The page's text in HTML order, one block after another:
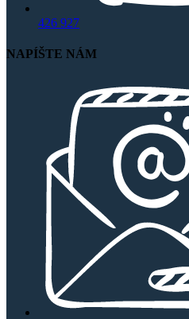
426 927
NAPÍŠTE NÁM